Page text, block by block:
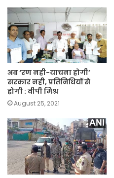
अब ‘रण नही-याचना होगी’
सरकार नही, प्रतिनिधियों से
होगी : वीपी मिश्र
August 25, 2021